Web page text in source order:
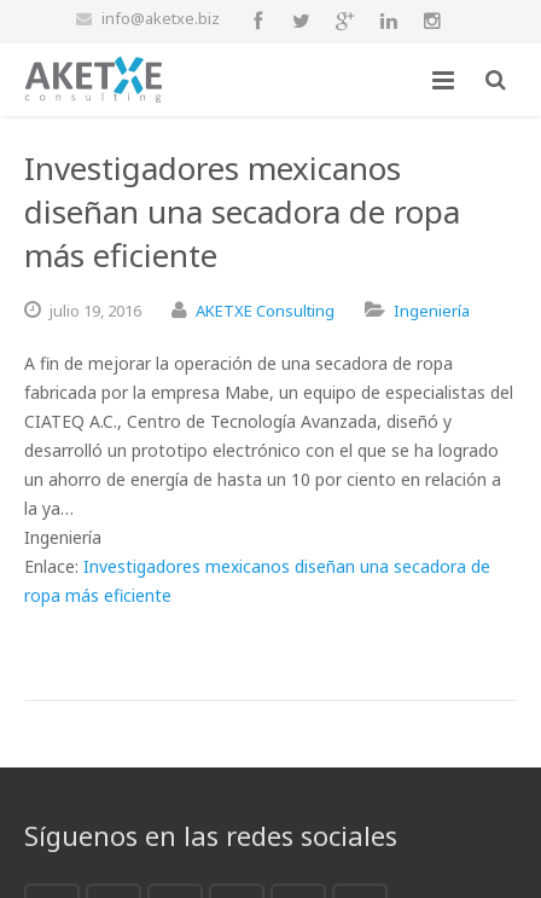
info@aketxe.biz
Investigadores mexicanos
diseñan una secadora de ropa
más eficiente
julio 19, 2016 AKETXE Consulting Ingeniería
A fin de mejorar la operación de una secadora de ropa
fabricada por la empresa Mabe, un equipo de especialistas del
CIATEQ A.C., Centro de Tecnología Avanzada, diseñó y
desarrolló un prototipo electrónico con el que se ha logrado
un ahorro de energía de hasta un 10 por ciento en relación a
la ya…
Ingeniería
Enlace: Investigadores mexicanos diseñan una secadora de
ropa más eficiente
Síguenos en las redes sociales